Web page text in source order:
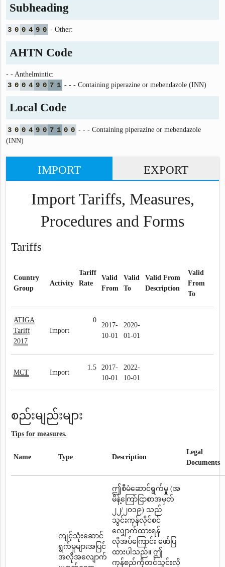
Subheading
3 0 0 4 9 0 - Other:
AHTN Code
- - Anthelmintic:
3 0 0 4 9 0 7 1 - - - Containing piperazine or mebendazole (INN)
Local Code
3 0 0 4 9 0 7 1 0 0 - - - Containing piperazine or mebendazole
(INN)
IMPORT EXPORT
Import Tariffs, Measures,
Procedures and Forms
Tariffs
Country
Group
Activity
Tariff
Rate
Valid
From
Valid
To
Valid From
Description
Valid
From
To
ATIGA
Tariff
2017
Import
0
2017-
10-01
2020-
01-01
MCT Import
1.5
2017-
10-01
2022-
10-01
စည်းမျည်းများ
Tips for measures.
Name Type Description
Legal
Documents
ကျင့်သုံးဆောင်
ရွက်မှုများအပြင်
အလိုအလျောက်
ဤစီမံဆောင်ရွက်မှု (အ
မိန့်ကြော်ငြာစာအမှတ်
၂၂/၂၀၁၉) သည်
သွင်းကုန်လိုင်စင်
လျှောက်ထားရန်
လိုအပ်ကြောင်း ဖော်ပြ
ထားပါသည်။ ဤ
ကုန်စည်ကိုတင်သွင်းလို